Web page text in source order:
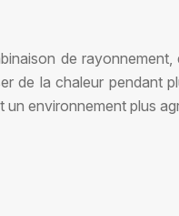
de
la chaleur pendant
environnement plus